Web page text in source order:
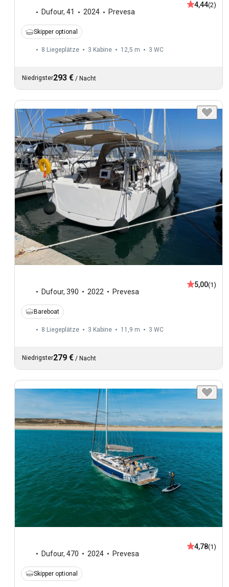
Dufour, 41 2024 Prevesa
4,44(2)
Skipper optional
8 Liegeplätze 3 Kabine 12,5 m 3 WC
Niedrigster293 € / Nacht
Dufour, 390 2022 Prevesa
5,00(1)
Bareboat
8 Liegeplätze 3 Kabine 11,9 m 3 WC
Niedrigster279 € / Nacht
Dufour, 470 2024 Prevesa
4,78(1)
Skipper optional